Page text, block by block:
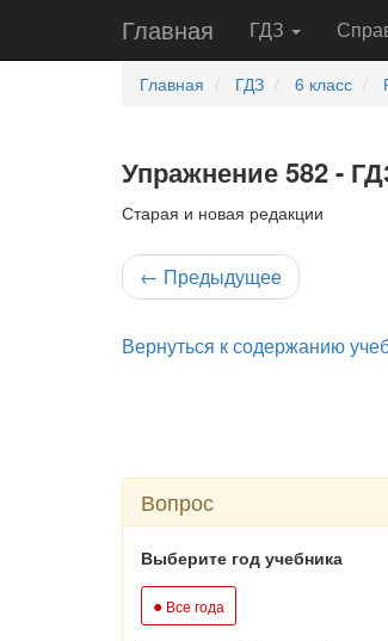
Главная ГДЗ
Главная ГДЗ 6 класс
Упражнение 582 -
Старая и новая редакции
← Предыдущее
Вернуться к содержанию
Вопрос
Выберите год учебника
● Все года